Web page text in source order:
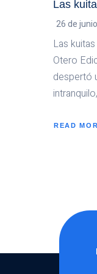
Las
26 de
Las
Otero
despertó
READ
ABOUT